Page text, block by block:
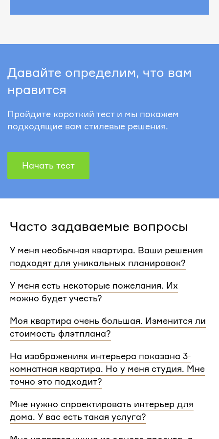
Давайте определим, что вам
нравится
Пройдите короткий тест и мы покажем
подходящие вам стилевые решения.
Начать тест
Часто задаваемые вопросы
У меня необычная квартира. Ваши решения
подходят для уникальных планировок?
планировки и учтем особенности вашей
квартиры.
У меня есть некоторые пожелания. Их
можно будет учесть?
согласуем с вами планировочное решение,
расстановку мебели и важные детали. Вы
дизайнером Flatplan
Моя квартира очень большая. Изменится ли
стоимость флэтплана?
площади. Однако если у вас многоэтажный дом
или квартира, нужно будет купить флэтплан для
каждого этажа.
На изображениях интерьера показана 3-
комнатная квартира. Но у меня студия. Мне
точно это подходит?
и учитываем все детали. Любой стиль интерьера
на нашем сайте может быть адаптирован для
Мне нужно спроектировать интерьер для
дома. У вас есть такая услуга?